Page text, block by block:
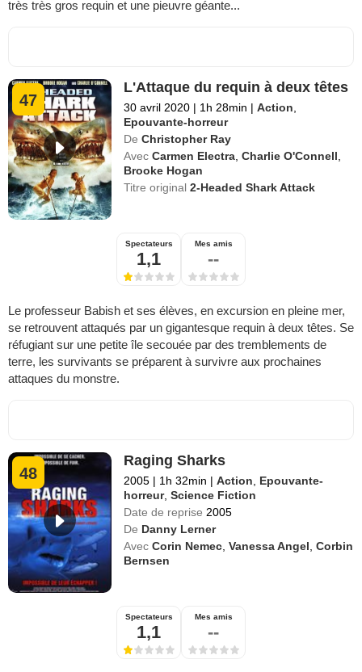
très très gros requin et une pieuvre géante...
47
L'Attaque du requin à deux têtes
30 avril 2020 | 1h 28min | Action
Epouvante-horreur
De Christopher Ray
Avec Carmen Electra ,Charlie O'Connell
Brooke Hogan
Titre original2-Headed Shark Attack
Spectateurs
1,1
Mes amis
--
Le professeur Babish et ses élèves, en excursion en pleine mer,
se retrouvent attaqués par un gigantesque requin à deux têtes. Se
réfugiant sur une petite île secouée par des tremblements de
terre, les survivants se préparent à survivre aux prochaines
attaques du monstre.
48
Raging Sharks
2005 | 1h 32min | Action, Epouvante-
horreur,Science Fiction
Date de reprise 2005
De Danny Lerner
Avec Corin Nemec,Vanessa Angel,Corbin
Bernsen
Spectateurs
1,1
Mes amis
--